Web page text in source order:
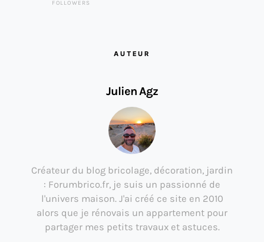
FOLLOWERS
AUTEUR
Julien Agz
Créateur du blog bricolage, décoration, jardin
: Forumbrico.fr, je suis un passionné de
l'univers maison. J'ai créé ce site en 2010
alors que je rénovais un appartement pour
partager mes petits travaux et astuces.